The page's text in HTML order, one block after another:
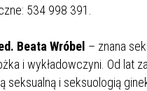
534 998 391.
Beata Wróbel – znana
i wykładowczyni. Od lat
seksualną i seksuologią